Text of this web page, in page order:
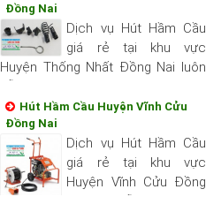
Đồng Nai
Dịch vụ Hút Hầm Cầu
giá rẻ tại khu vực
Huyện Thống Nhất Đồng Nai luôn
và đảm bảo uy tín, chất lượng hài
long quý...
Hút Hầm Cầu Huyện Vĩnh Cửu
Đồng Nai
Dịch vụ Hút Hầm Cầu
giá rẻ tại khu vực
Huyện Vĩnh Cửu Đồng